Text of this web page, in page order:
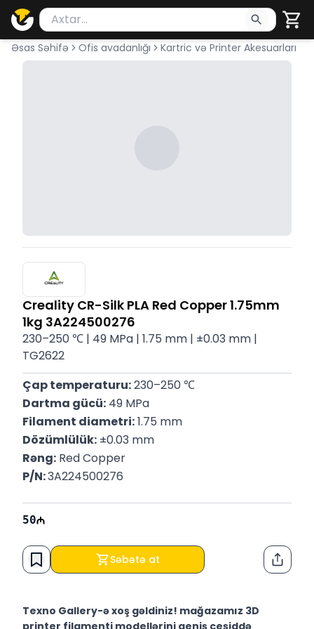
Məhsul axtar
Axtarış üçün ən azı 2 simvol yazın. Göndərmək
Əsas Səhifə Ofis avadanlığı Kartric və Printer Akesuarları
Creality CR-Silk PLA Red Copper 1.75mm
1kg 3A224500276
230–250 ℃ | 49 MPa | 1.75 mm | ±0.03 mm |
TG2622
Çap temperaturu: 230–250 ℃
Dartma gücü: 49 MPa
Filament diametri: 1.75 mm
Dözümlülük: ±0.03 mm
Rəng: Red Copper
P/N: 3A224500276
50
Səbətə at
Texno Gallery-ə xoş gəldiniz! mağazamız 3D
printer filamenti modellərini geniş çeşiddə